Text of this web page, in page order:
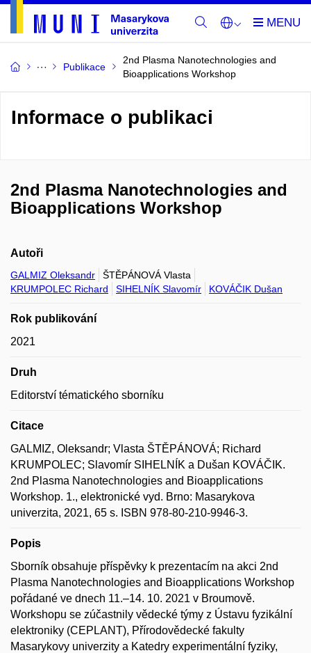
Publikace
2nd Plasma Nanotechnologies and
Bioapplications Workshop
Informace o publikaci
2nd Plasma Nanotechnologies and
Bioapplications Workshop
Autoři
GALMIZ Oleksandr
ŠTĚPÁNOVÁ Vlasta
KRUMPOLEC Richard
SIHELNÍK Slavomír KOVÁČIK Dušan
Rok publikování
2021
Druh
Editorství tématického sborníku
Citace
GALMIZ, Oleksandr; Vlasta ŠTĚPÁNOVÁ; Richard
KRUMPOLEC; Slavomír SIHELNÍK a Dušan KOVÁČIK.
2nd Plasma Nanotechnologies and Bioapplications
Workshop. 1., elektronické vyd. Brno: Masarykova
univerzita, 2021, 65 s. ISBN 978-80-210-9946-3.
Popis
Sborník obsahuje příspěvky k prezentacím na akci 2nd
Plasma Nanotechnologies and Bioapplications Workshop
pořádané ve dnech 11.–14. 10. 2021 v Broumově.
Workshopu se zúčastnily vědecké týmy z Ústavu fyzikální
elektroniky (CEPLANT), Přírodovědecké fakulty
Masarykovy univerzity a Katedry experimentální fyziky,